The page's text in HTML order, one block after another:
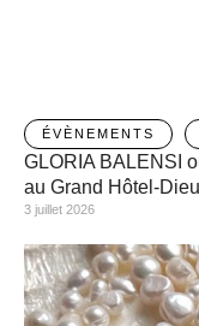
ÉVÈNEMENTS
GLORIA BALENSI
au Grand Hôtel-
3 juillet 2026